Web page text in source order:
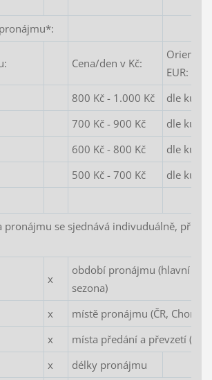
Cena/den v Kč:
EUR:
800 Kč - 1.000 Kč
dle kurzu
700 Kč - 900 Kč
dle kurzu
600 Kč - 800 Kč
dle kurzu
500 Kč - 700 Kč dle kurzu
pronájmu se sjednává indivuduálně,
x
období pronájmu (hlavní
sezona)
x
místě pronájmu (ČR,
x
místa předání a převzetí (ČR,
x
délky pronájmu